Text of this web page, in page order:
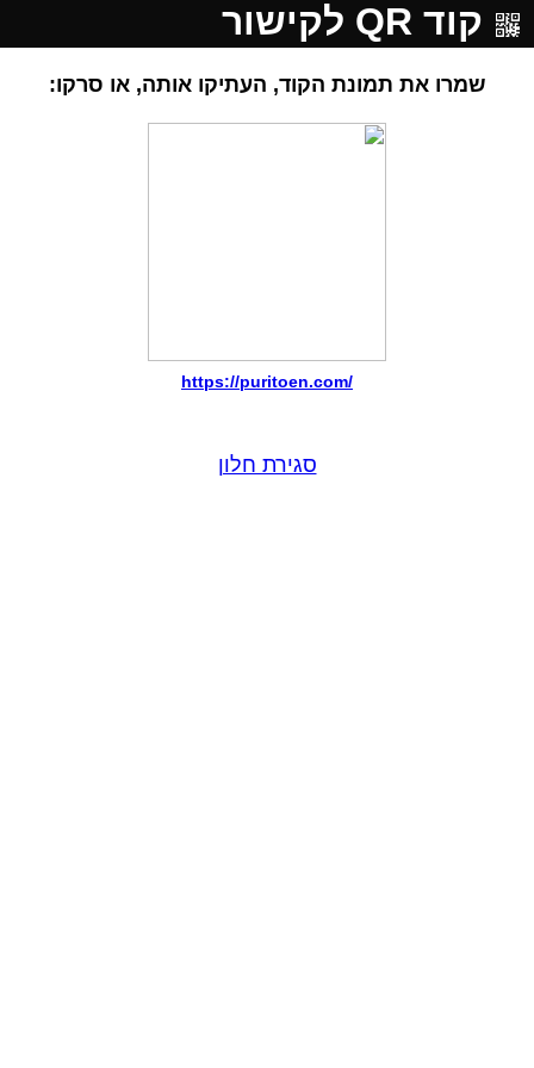
קוד QR לקישור
שמרו את תמונת הקוד, העתיקו אותה, או סרקו:
https://puritoen.com/
סגירת חלון